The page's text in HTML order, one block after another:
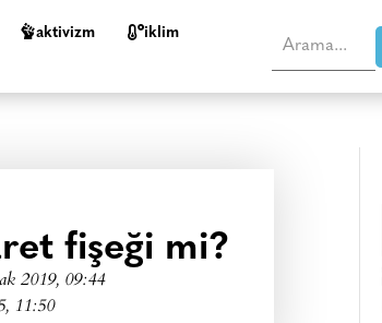
aktivizm i̇klim
fişeği mi?
2019, 09:44
11:50